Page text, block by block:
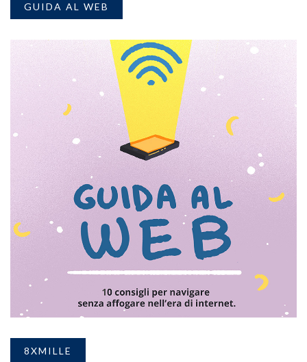
GUIDA AL WEB
8XMILLE